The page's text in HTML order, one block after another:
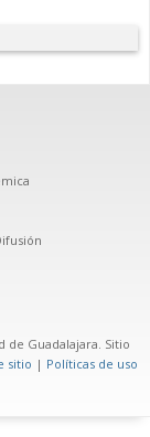
de Guadalajara. Sitio
sitio | Políticas de uso